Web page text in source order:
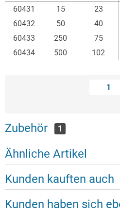
Artikel
Inhalt
Ø-oben
60431 15 23
60432
50 40
60433
250 75
60434
500 102
1
Zubehör 1
Ähnliche Artikel
Kunden kauften auch
Kunden haben sich